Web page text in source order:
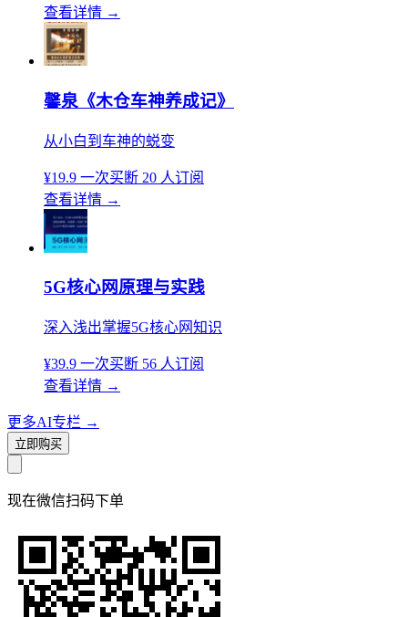
查看详情 →
馨泉《木仓车神养成记》
从小白到车神的蜕变
¥19.9 一次买断 20 人订阅
查看详情 →
5G核心网原理与实践
深入浅出掌握5G核心网知识
¥39.9 一次买断 56 人订阅
查看详情 →
更多AI专栏 →
立即购买
现在微信扫码下单